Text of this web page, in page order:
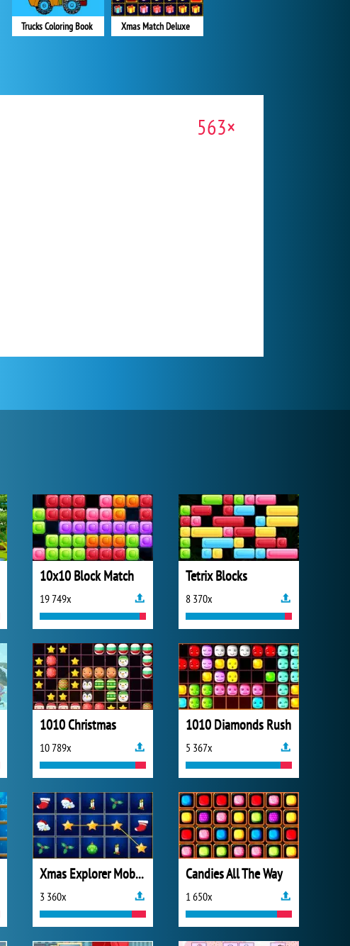
Xmas Match Deluxe
Trucks Coloring Book
563×
10x10 Block Match
19 749x
Tetrix Blocks
8 370x
1010 Christmas
10 789x
1010 Diamonds Rush
5 367x
Xmas Explorer Mobile
3 360x
Candies All The Way
1 650x